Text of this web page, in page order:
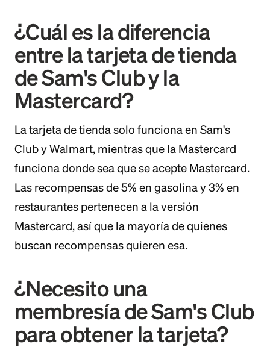
¿Cuál es la diferencia
entre la tarjeta de tienda
de Sam's Club y la
Mastercard?
La tarjeta de tienda solo funciona en Sam's
Club y Walmart, mientras que la Mastercard
funciona donde sea que se acepte Mastercard.
Las recompensas de 5% en gasolina y 3% en
restaurantes pertenecen a la versión
Mastercard, así que la mayoría de quienes
buscan recompensas quieren esa.
¿Necesito una
membresía de Sam's Club
para obtener la tarjeta?